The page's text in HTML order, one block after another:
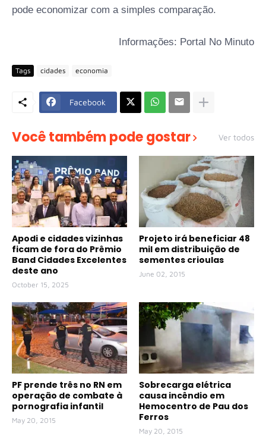
pode economizar com a simples comparação.
Informações: Portal No Minuto
Tags cidades economia
Facebook
Você também pode gostar Ver todos
Apodi e cidades vizinhas
ficam de fora do Prêmio
Band Cidades Excelentes
deste ano
October 15, 2025
Projeto irá beneficiar 48
mil em distribuição de
sementes crioulas
June 02, 2015
PF prende três no RN em
operação de combate à
pornografia infantil
May 20, 2015
Sobrecarga elétrica
causa incêndio em
Hemocentro de Pau dos
Ferros
May 20, 2015